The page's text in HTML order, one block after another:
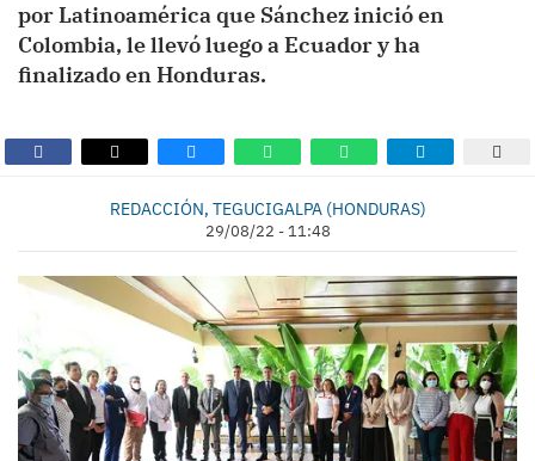
por Latinoamérica que Sánchez inició en
Colombia, le llevó luego a Ecuador y ha
finalizado en Honduras.
REDACCIÓN, TEGUCIGALPA (HONDURAS)
29/08/22 - 11:48